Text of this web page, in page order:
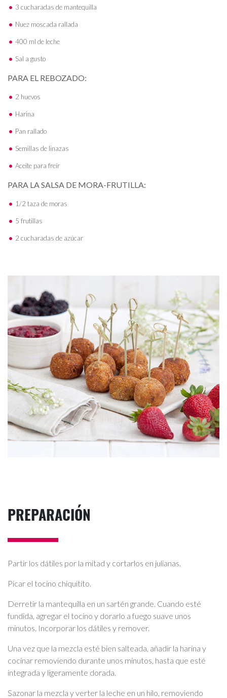
3 cucharadas de mantequilla
Nuez moscada rallada
400 ml de leche
Sal a gusto
PARA EL REBOZADO:
2 huevos
Harina
Pan rallado
Semillas de linazas
Aceite para freír
PARA LA SALSA DE MORA-FRUTILLA:
1/2 taza de moras
5 frutillas
2 cucharadas de azúcar
PREPARACIÓN
Partir los dátiles por la mitad y cortarlos en julianas.
Picar el tocino chiquitito.
Derretir la mantequilla en un sartén grande. Cuando esté
fundida, agregar el tocino y dorarlo a fuego suave unos
minutos. Incorporar los dátiles y remover.
Una vez que la mezcla esté bien salteada, añadir la harina y
cocinar removiendo durante unos minutos, hasta que esté
integrada y ligeramente dorada.
Sazonar la mezcla y verter la leche en un hilo, removiendo